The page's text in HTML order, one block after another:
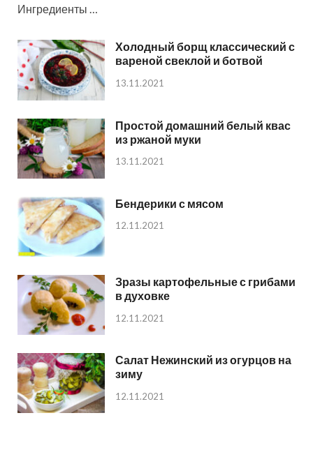
Ингредиенты …
Холодный борщ классический с
вареной свеклой и ботвой
13.11.2021
Простой домашний белый квас
из ржаной муки
13.11.2021
Бендерики с мясом
12.11.2021
Зразы картофельные с грибами
в духовке
12.11.2021
Салат Нежинский из огурцов на
зиму
12.11.2021